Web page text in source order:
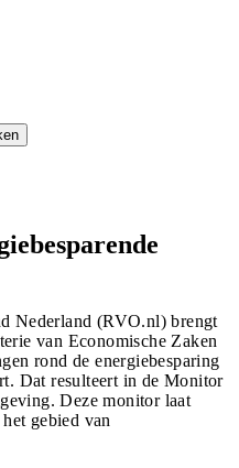
Nederland (RVO.nl) brengt
van Economische Zaken
rond de energiebesparing
Dat resulteert in de Monitor
Deze monitor laat
gebied van